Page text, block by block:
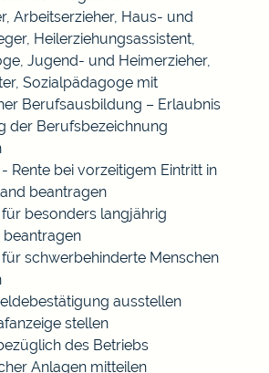
Arbeitserzieher, Haus- und
Heilerziehungsassistent,
Jugend- und Heimerzieher,
Sozialpädagoge mit
Berufsausbildung – Erlaubnis
der Berufsbezeichnung
Rente bei vorzeitigem Eintritt in
beantragen
besonders langjährig
beantragen
schwerbehinderte Menschen
ausstellen
stellen
des Betriebs
Anlagen mitteilen